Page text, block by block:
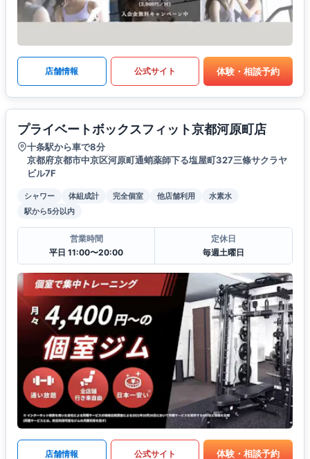
店舗情報 公式サイト 体験・相談予約
プライベートボックスフィット京都河原町店
十条駅から車で8分
京都府京都市中京区河原町通蛸薬師下る塩屋町327三條サクラヤ
ビル7F
シャワー 体組成計 完全個室 他店舗利用
水素水
駅から5分以内
営業時間
平日 11:00〜20:00
定休日
毎週土曜日
店舗情報 公式サイト 体験・相談予約